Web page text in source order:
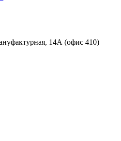
14А (офис 410)